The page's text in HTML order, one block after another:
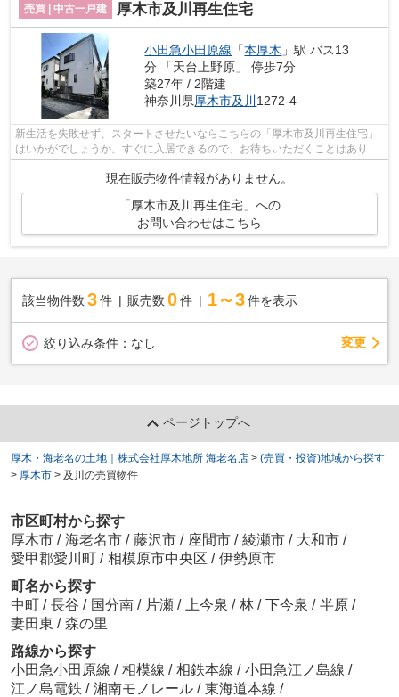
売買 | 中古一戸建 厚木市及川再生住宅
小田急小田原線 「本厚木 」駅 バス13
分 「天台上野原」 停歩7分
築27年 / 2階建
神奈川県厚木市及川 1272-4
新生活を失敗せず、スタートさせたいならこちらの「厚木市及川再生住宅」
はいかがでしょうか。すぐに入居できるので、お待ちいただくことはありま
現在販売物件情報がありません。
「厚木市及川再生住宅」への
お問い合わせはこちら
該当物件数 3件 販売数 0 件 1～3 件を表示
絞り込み条件： なし 変更
ページトップへ
厚木・海老名の土地｜株式会社厚木地所 海老名店 > (売買・投資)地域から探す
> 厚木市 > 及川の売買物件
市区町村から探す
厚木市 / 海老名市 / 藤沢市 / 座間市 / 綾瀬市 / 大和市 /
愛甲郡愛川町 / 相模原市中央区 / 伊勢原市
町名から探す
中町 / 長谷 / 国分南 / 片瀬 / 上今泉 / 林 / 下今泉 / 半原 /
妻田東 / 森の里
路線から探す
小田急小田原線 / 相模線 / 相鉄本線 / 小田急江ノ島線 /
江ノ島電鉄 / 湘南モノレール / 東海道本線 /